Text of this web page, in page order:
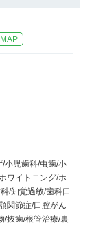
MAP
小児歯科/虫歯/小
ワイトニング/ホ
/知覚過敏/歯科口
関節症/口腔がん
/抜歯/根管治療/裏